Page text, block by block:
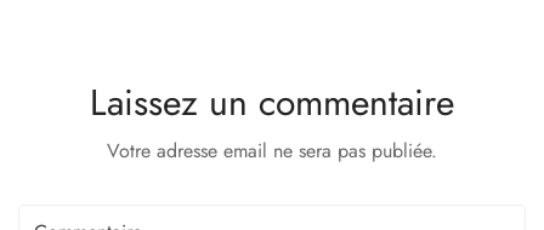
Laissez un commentaire
Votre adresse email ne sera pas publiée.